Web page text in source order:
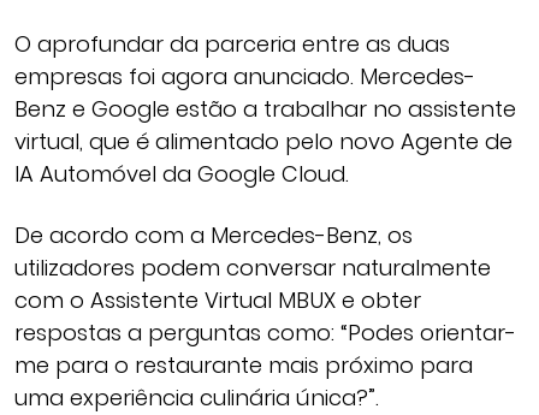
O aprofundar da parceria entre as duas
empresas foi agora anunciado. Mercedes-
Benz e Google estão a trabalhar no assistente
virtual, que é alimentado pelo novo Agente de
IA Automóvel da Google Cloud.
De acordo com a Mercedes-Benz, os
utilizadores podem conversar naturalmente
com o Assistente Virtual MBUX e obter
respostas a perguntas como: “Podes orientar-
me para o restaurante mais próximo para
uma experiência culinária única?”.